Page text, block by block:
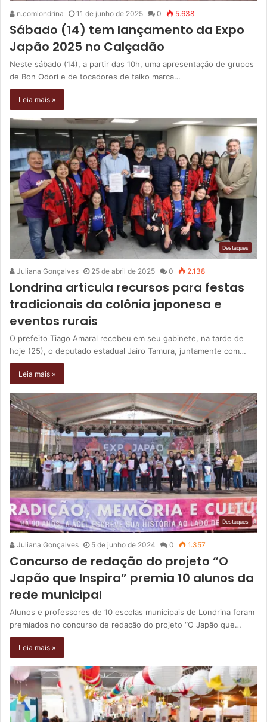
n.comlondrina 11 de junho de 2025 0 5.638
Sábado (14) tem lançamento da Expo
Japão 2025 no Calçadão
Neste sábado (14), a partir das 10h, uma apresentação de grupos
de Bon Odori e de tocadores de taiko marca…
Leia mais »
Destaques
Juliana Gonçalves 25 de abril de 2025 0 2.138
Londrina articula recursos para festas
tradicionais da colônia japonesa e
eventos rurais
O prefeito Tiago Amaral recebeu em seu gabinete, na tarde de
hoje (25), o deputado estadual Jairo Tamura, juntamente com…
Leia mais »
Destaques
Juliana Gonçalves 5 de junho de 2024 0 1.357
Concurso de redação do projeto “O
Japão que Inspira” premia 10 alunos da
rede municipal
Alunos e professores de 10 escolas municipais de Londrina foram
premiados no concurso de redação do projeto “O Japão que…
Leia mais »